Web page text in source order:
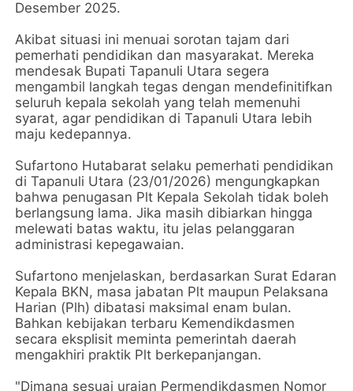
Desember 2025.
Akibat situasi ini menuai sorotan tajam dari
pemerhati pendidikan dan masyarakat. Mereka
mendesak Bupati Tapanuli Utara segera
mengambil langkah tegas dengan mendefinitifkan
seluruh kepala sekolah yang telah memenuhi
syarat, agar pendidikan di Tapanuli Utara lebih
maju kedepannya.
Sufartono Hutabarat selaku pemerhati pendidikan
di Tapanuli Utara (23/01/2026) mengungkapkan
bahwa penugasan Plt Kepala Sekolah tidak boleh
berlangsung lama. Jika masih dibiarkan hingga
melewati batas waktu, itu jelas pelanggaran
administrasi kepegawaian.
Sufartono menjelaskan, berdasarkan Surat Edaran
Kepala BKN, masa jabatan Plt maupun Pelaksana
Harian (Plh) dibatasi maksimal enam bulan.
Bahkan kebijakan terbaru Kemendikdasmen
secara eksplisit meminta pemerintah daerah
mengakhiri praktik Plt berkepanjangan.
"Dimana sesuai uraian Permendikdasmen Nomor